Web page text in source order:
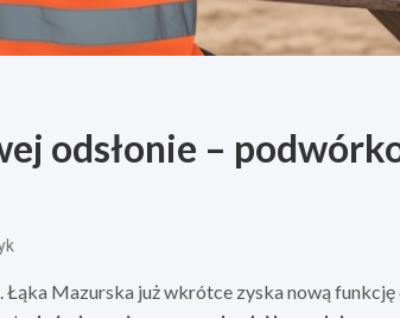
odsłonie –
Łąka Mazurska już wkrótce zyska nową